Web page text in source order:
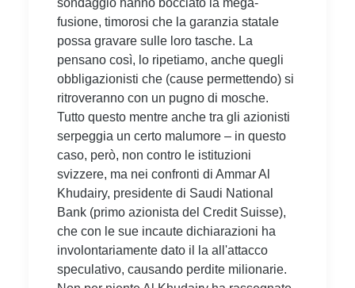
sondaggio hanno bocciato la mega-
fusione, timorosi che la garanzia statale
possa gravare sulle loro tasche. La
pensano così, lo ripetiamo, anche quegli
obbligazionisti che (cause permettendo) si
ritroveranno con un pugno di mosche.
Tutto questo mentre anche tra gli azionisti
serpeggia un certo malumore – in questo
caso, però, non contro le istituzioni
svizzere, ma nei confronti di Ammar Al
Khudairy, presidente di Saudi National
Bank (primo azionista del Credit Suisse),
che con le sue incaute dichiarazioni ha
involontariamente dato il la all'attacco
speculativo, causando perdite milionarie.